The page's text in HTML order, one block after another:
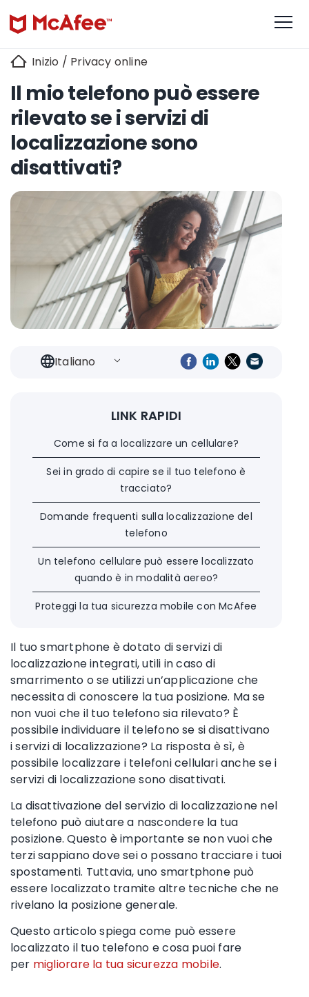
Inizio / Privacy online
Il mio telefono può essere
rilevato se i servizi di
localizzazione sono
disattivati?
Italiano
LINK RAPIDI
Come si fa a localizzare un cellulare?
Sei in grado di capire se il tuo telefono è
tracciato?
Domande frequenti sulla localizzazione del
telefono
Un telefono cellulare può essere localizzato
quando è in modalità aereo?
Proteggi la tua sicurezza mobile con McAfee
Il tuo smartphone è dotato diservizi di
localizzazioneintegrati, utili in caso di
smarrimento o se utilizzi un’applicazione che
necessita di conoscere la tua posizione. Ma se
non vuoi che il tuo telefono sia rilevato? È
possibile individuare il telefono se si disattivano
iservizi di localizzazione? La risposta è sì, è
possibile localizzare i telefoni cellularianche sei
servizi di localizzazionesono disattivati.
La disattivazione del servizio di localizzazione nel
telefono può aiutare a nascondere la tua
posizione. Questo è importante se non vuoi che
terzi sappiano dove sei o possano tracciare i tuoi
spostamenti. Tuttavia, uno smartphone può
essere localizzato tramite altre tecniche che ne
rivelano la posizione generale.
Questo articolo spiega come può essere
localizzato il tuo telefono e cosa puoi fare
per migliorare la tua sicurezza mobile.